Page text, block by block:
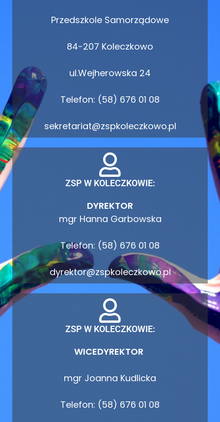
Przedszkole Samorządowe
84-207 Koleczkowo
ul.Wejherowska 24
Telefon: (58) 676 01 08
sekretariat@zspkoleczkowo.pl
ZSP W KOLECZKOWIE:
DYREKTOR
mgr Hanna Garbowska
Telefon: (58) 676 01 08
dyrektor@zspkoleczkowo.pl
ZSP W KOLECZKOWIE:
WICEDYREKTOR
mgr Joanna Kudlicka
Telefon: (58) 676 01 08